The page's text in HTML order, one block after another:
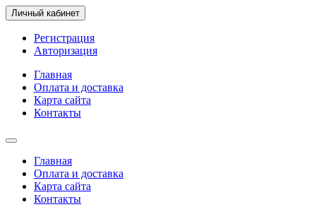
Личный кабинет
Регистрация
Авторизация
Главная
Оплата и доставка
Карта сайта
Контакты
Главная
Оплата и доставка
Карта сайта
Контакты